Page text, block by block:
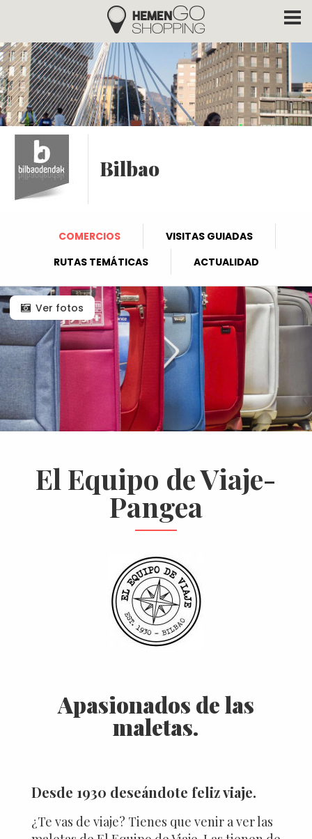
Pasar al contenido principal
Hemengo Shopping
Bilbao
COMERCIOS
VISITAS GUIADAS
RUTAS TEMÁTICAS
ACTUALIDAD
Ver fotos
El Equipo de Viaje-
Pangea
Apasionados de las
maletas.
Desde 1930 deseándote feliz viaje.
¿Te vas de viaje? Tienes que venir a ver las